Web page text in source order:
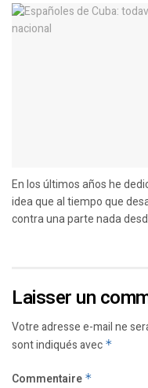
En los últimos años he
idea que al tiempo que
contra una parte nada
Laisser un
Votre adresse e-mail ne
sont indiqués avec *
Commentaire *